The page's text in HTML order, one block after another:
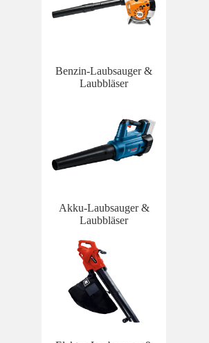
Benzin-Laubsauger &
Laubbläser
Akku-Laubsauger &
Laubbläser